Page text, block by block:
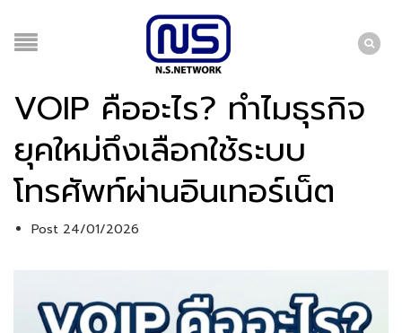
VOIP คืออะไร? ทำไมธุรกิจ
ยุคใหม่ถึงเลือกใช้ระบบ
โทรศัพท์ผ่านอินเทอร์เน็ต
Post 24/01/2026